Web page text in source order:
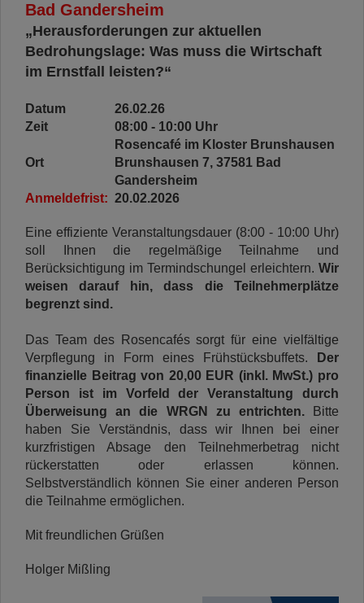
Bad Gandersheim
„Herausforderungen zur aktuellen
Bedrohungslage: Was muss die Wirtschaft
im Ernstfall leisten?“
Datum
26.02.26
Zeit
08:00 - 10:00 Uhr
Ort
Rosencafé im Kloster Brunshausen
Brunshausen 7, 37581 Bad
Gandersheim
Anmeldefrist: 20.02.2026
Eine effiziente Veranstaltungsdauer (8:00 - 10:00 Uhr)
soll Ihnen die regelmäßige Teilnahme und
Berücksichtigung im Termindschungel erleichtern. Wir
weisen darauf hin, dass die Teilnehmerplätze
begrenzt sind.
Das Team des Rosencafés sorgt für eine vielfältige
Verpflegung in Form eines Frühstücksbuffets.
Der
finanzielle Beitrag von 20,00 EUR (inkl. MwSt.) pro
Person
ist im Vorfeld der Veranstaltung durch
Überweisung an die WRGN zu entrichten.
Bitte
haben Sie Verständnis, dass wir Ihnen bei einer
kurzfristigen Absage den Teilnehmerbetrag nicht
rückerstatten oder erlassen können.
Selbstverständlich können Sie einer anderen Person
die Teilnahme ermöglichen.
Mit freundlichen Grüßen
Holger Mißling